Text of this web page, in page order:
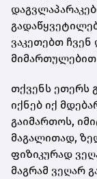
ვაკეთებთ
მიმართულებით
თქვენს ეთერს
იქნებ იქ
გაიმართოს,
მაგალითად,
ფიზიკურად
მაგრამ ვეღარ